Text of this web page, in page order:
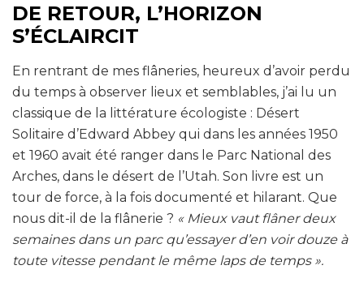
DE RETOUR, L’HORIZON
S’ÉCLAIRCIT
En rentrant de mes flâneries, heureux d’avoir perdu
du temps à observer lieux et semblables, j’ai lu un
classique de la littérature écologiste : Désert
Solitaire d’Edward Abbey qui dans les années 1950
et 1960 avait été ranger dans le Parc National des
Arches, dans le désert de l’Utah. Son livre est un
tour de force, à la fois documenté et hilarant. Que
nous dit-il de la flânerie ? « Mieux vaut flâner deux
semaines dans un parc qu’essayer d’en voir douze à
toute vitesse pendant le même laps de temps ».